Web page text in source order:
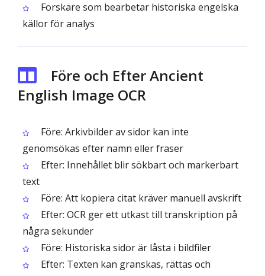
Forskare som bearbetar historiska engelska
källor för analys
Före och Efter Ancient
English Image OCR
Före: Arkivbilder av sidor kan inte
genomsökas efter namn eller fraser
Efter: Innehållet blir sökbart och markerbart
text
Före: Att kopiera citat kräver manuell avskrift
Efter: OCR ger ett utkast till transkription på
några sekunder
Före: Historiska sidor är låsta i bildfiler
Efter: Texten kan granskas, rättas och